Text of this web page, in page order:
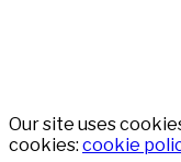
Our site uses
cookies: cookie